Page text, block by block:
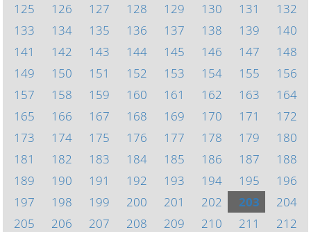
125
126 127 128 129 130 131
132
133
134 135 136 137 138 139
140
141
142 143 144 145 146 147
148
149
150 151 152 153 154 155
156
157
158 159 160 161 162 163
164
165
166 167 168 169 170 171
172
173
174 175 176 177 178 179
180
181
182 183 184 185 186 187
188
189
190 191 192 193 194 195
196
197
198 199 200 201 202 203
204
205
206 207 208 209 210 211
212